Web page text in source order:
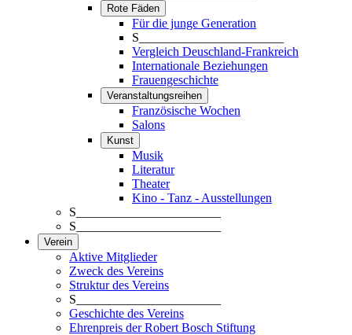
Rote Fäden
Für die junge Generation
S_______________________
Vergleich Deuschland-Frankreich
Internationale Beziehungen
Frauengeschichte
Veranstaltungsreihen
Französische Wochen
Salons
Kunst
Musik
Literatur
Theater
Kino - Tanz - Ausstellungen
S_______________________
S_______________________
Verein
Aktive Mitglieder
Zweck des Vereins
Struktur des Vereins
S_______________________
Geschichte des Vereins
Ehrenpreis der Robert Bosch Stiftung